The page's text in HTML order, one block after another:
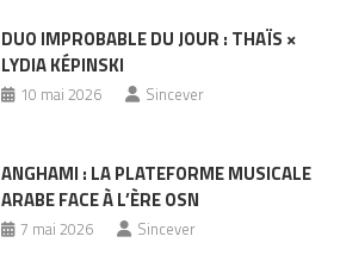
DUO IMPROBABLE DU JOUR : THAÏS ×
LYDIA KÉPINSKI
10 mai 2026 Sincever
ANGHAMI : LA PLATEFORME MUSICALE
ARABE FACE À L’ÈRE OSN
7 mai 2026 Sincever